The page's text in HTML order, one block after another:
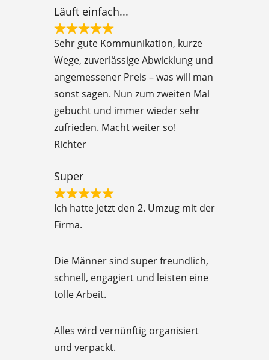
o
Läuft einfach...
R
d
5
t
o
f
Sehr gute Kommunikation, kurze
Wege, zuverlässige Abwicklung und
angemessener Preis – was will man
sonst sagen. Nun zum zweiten Mal
gebucht und immer wieder sehr
zufrieden. Macht weiter so!
Richter
Super
R
d
5
o
t
o
Ich hatte jetzt den 2. Umzug mit der
Firma.
Die Männer sind super freundlich,
schnell, engagiert und leisten eine
tolle Arbeit.
Alles wird vernünftig organisiert
und verpackt.